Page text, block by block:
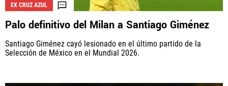
EX CRUZ AZUL
Palo definitivo del Milan a Santiago Giménez
Santiago Giménez cayó lesionado en el último partido de la
Selección de México en el Mundial 2026.